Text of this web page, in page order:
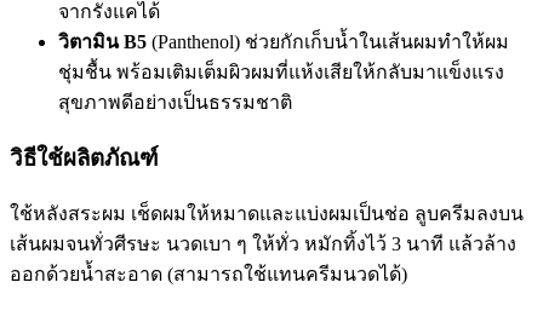
จากรังแคได้
วิตามิน B5 (Panthenol) ช่วยกักเก็บน้ำในเส้นผมทำให้ผม
ชุ่มชื้น พร้อมเติมเต็มผิวผมที่แห้งเสียให้กลับมาแข็งแรง
สุขภาพดีอย่างเป็นธรรมชาติ
วิธีใช้ผลิตภัณฑ์
ใช้หลังสระผม เช็ดผมให้หมาดและแบ่งผมเป็นช่อ ลูบครีมลงบน
เส้นผมจนทั่วศีรษะ นวดเบา ๆ ให้ทั่ว หมักทิ้งไว้ 3 นาที แล้วล้าง
ออกด้วยน้ำสะอาด (สามารถใช้แทนครีมนวดได้)